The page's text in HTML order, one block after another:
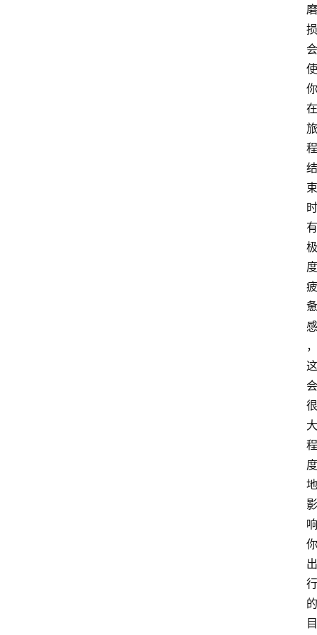
磨
损
会
使
你
在
旅
程
结
束
时
有
极
度
疲
惫
感
，
这
会
很
大
程
度
地
影
响
你
出
行
的
目